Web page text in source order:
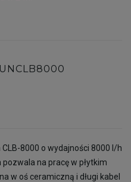
8000 o wydajności 8000 l/h
na pracę w płytkim
w oś ceramiczną i długi kabel